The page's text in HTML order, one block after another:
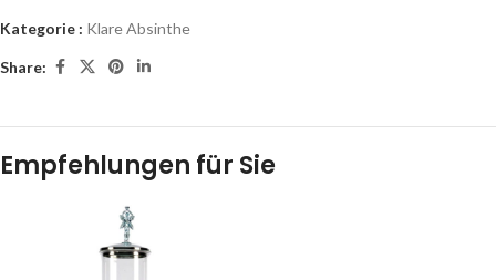
Kategorie : Klare Absinthe
Share:
Empfehlungen für Sie